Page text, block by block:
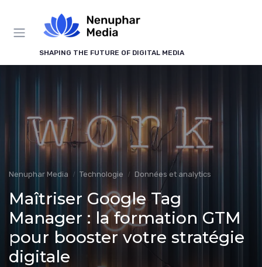
SHAPING THE FUTURE OF DIGITAL MEDIA
Nenuphar Media Technologie Données et analytics
Maîtriser Google Tag
Manager : la formation GTM
pour booster votre stratégie
digitale